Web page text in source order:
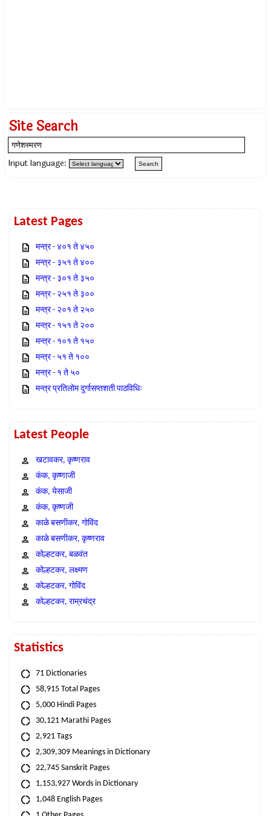
Site Search
Input language:
Latest Pages
मन्त्र - ४०१ ते ४५०
मन्त्र - ३५१ ते ४००
मन्त्र - ३०१ ते ३५०
मन्त्र - २५१ ते ३००
मन्त्र - २०१ ते २५०
मन्त्र - १५१ ते २००
मन्त्र - १०१ ते १५०
मन्त्र - ५१ ते १००
मन्त्र - १ ते ५०
मन्त्र प्रतिलोम दुर्गासप्तशती पाठविधिः
Latest People
खटावकर, कृष्णराव
कंक, कृष्णाजी
कंक, येसाजी
कंक, कृष्णजी
काळे बसणीकर, गोविंद
काळे बसणीकर, कृष्णराव
कोल्हटकर, बळवंत
कोल्हटकर, लक्ष्मण
कोल्हटकर, गोविंद
कोल्हटकर, राम्रचंद्र
Statistics
71 Dictionaries
58,915 Total Pages
5,000 Hindi Pages
30,121 Marathi Pages
2,921 Tags
2,309,309 Meanings in Dictionary
22,745 Sanskrit Pages
1,153,927 Words in Dictionary
1,048 English Pages